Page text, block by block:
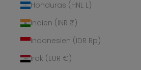
Honduras (HNL L)
Indien (INR ₹)
Indonesien (IDR Rp)
Irak (EUR €)